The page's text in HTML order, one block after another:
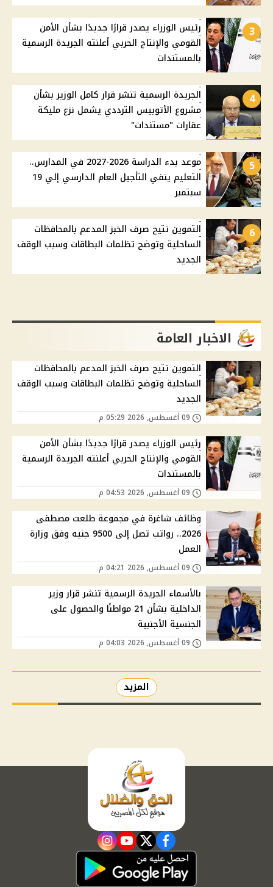
3
رئيس الوزراء يصدر قرارًا جديدًا بشأن الأمن
القومي والإنتاج الحربي أعلنته الجريدة الرسمية
بالمستندات
4
الجريدة الرسمية تنشر قرار كامل الوزير بشأن
مشروع الأتوبيس الترددي يشمل نزع مليكة
عقارات "مستندات"
5
موعد بدء الدراسة 2026-2027 في المدارس..
التعليم ينفي التأجيل العام الدارسي إلي 19
سبتمبر
6
التموين تتيح صرف الخبز المدعم بالمحافظات
الساحلية وتوضح تظلمات البطاقات وسبب الوقف
الجديد
الاخبار العامة
التموين تتيح صرف الخبز المدعم بالمحافظات
الساحلية وتوضح تظلمات البطاقات وسبب الوقف
الجديد
رئيس الوزراء يصدر قرارًا جديدًا بشأن الأمن
القومي والإنتاج الحربي أعلنته الجريدة الرسمية
بالمستندات
وظائف شاغرة في مجموعة طلعت مصطفى
2026.. رواتب تصل إلى 9500 جنيه وفق وزارة
العمل
بالأسماء الجريدة الرسمية تنشر قرار وزير
الداخلية بشأن 21 مواطنًا والحصول على
الجنسية الأجنبية
المزيد
facebook
twitter
youtube
instagram